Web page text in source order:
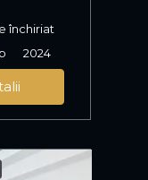
închiriat
2024